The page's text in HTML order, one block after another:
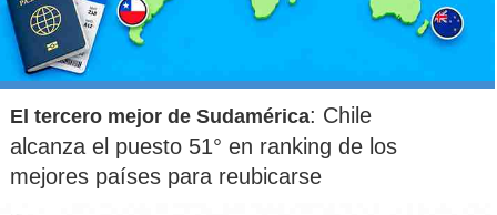
El tercero mejor de Sudamérica: Chile
alcanza el puesto 51° en ranking de los
mejores países para reubicarse